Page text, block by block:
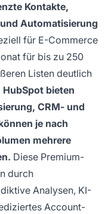
Kontakte,
Automatisierung
für E-Commerce
für bis zu 250
Listen deutlich
bieten
CRM- und
je nach
mehrere
Diese Premium-
durch
Analysen, KI-
Account-